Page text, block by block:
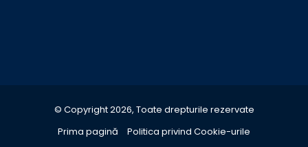
© Copyright 2026, Toate drepturile rezervate
Prima pagină
Politica privind Cookie-urile